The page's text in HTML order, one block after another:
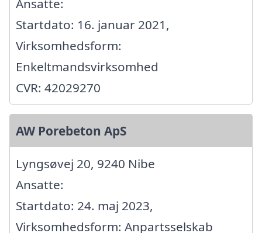
Ansatte:
Startdato: 16. januar 2021,
Virksomhedsform:
Enkeltmandsvirksomhed
CVR: 42029270
AW Porebeton ApS
Lyngsøvej 20, 9240 Nibe
Ansatte:
Startdato: 24. maj 2023,
Virksomhedsform: Anpartsselskab